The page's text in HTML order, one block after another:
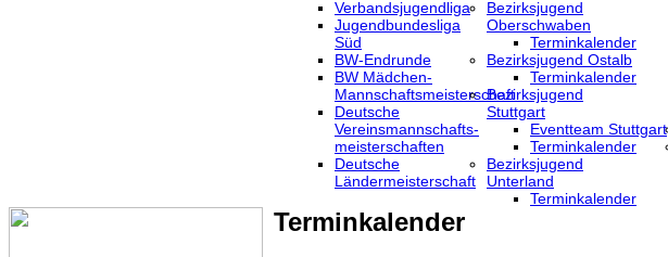
Verbandsjugendliga
Jugendbundesliga
Süd
BW-Endrunde
BW Mädchen-
Mannschaftsmeisterschaft
Deutsche
Vereinsmannschafts-
meisterschaften
Deutsche
Ländermeisterschaft
Bezirksjugend
Oberschwaben
Terminkalender
Bezirksjugend Ostalb
Terminkalender
Bezirksjugend
Stuttgart
‎Eventteam Stuttgart
Terminkalender
Bezirksjugend
Unterland
Terminkalender
Terminkalender